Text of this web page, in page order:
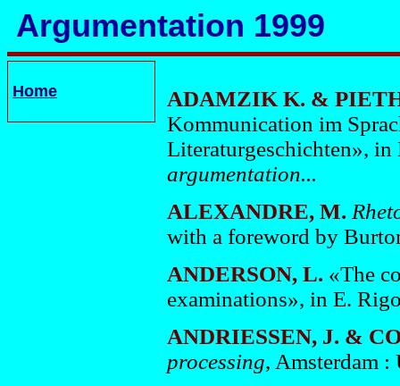
Argumentation 1999
Home
ADAMZIK K. &
Kommunication im
Literaturgeschichten»,
argumentation...
ALEXANDRE, M.
with a foreword by
ANDERSON, L. «The
examinations», in E.
ANDRIESSEN, J. &
processing, Amsterdam :